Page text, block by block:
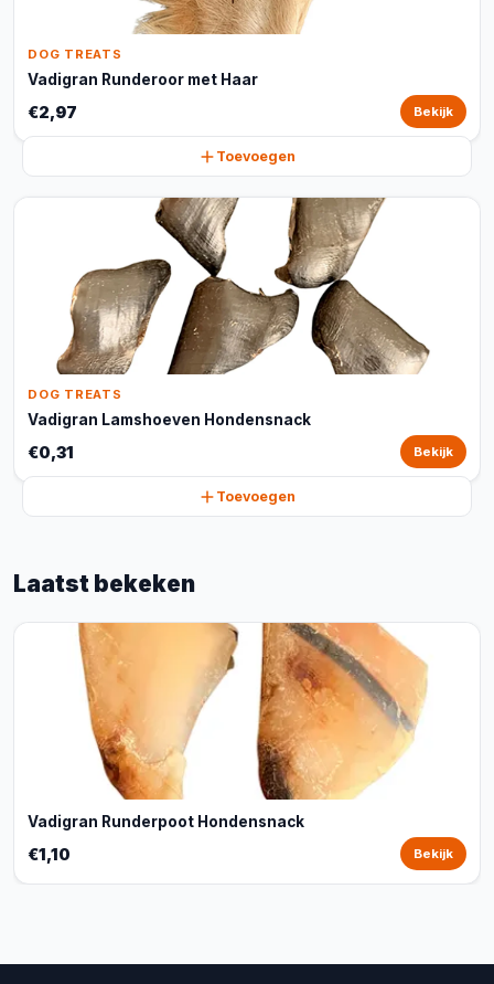
DOG TREATS
Vadigran Runderoor met Haar
€2,97 Bekijk
Toevoegen
DOG TREATS
Vadigran Lamshoeven Hondensnack
€0,31 Bekijk
Toevoegen
Laatst bekeken
Vadigran Runderpoot Hondensnack
€1,10 Bekijk